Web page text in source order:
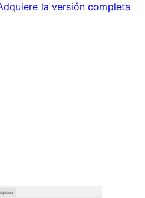
la versión completa